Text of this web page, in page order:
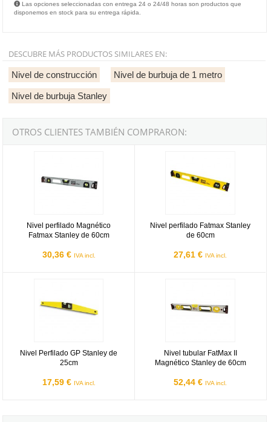
Las opciones seleccionadas con entrega 24 o 24/48 horas son productos que
disponemos en stock para su entrega rápida.
DESCUBRE MÁS PRODUCTOS SIMILARES EN:
Nivel de construcción Nivel de burbuja de 1 metro
Nivel de burbuja Stanley
OTROS CLIENTES TAMBIÉN COMPRARON:
Nivel perfilado Magnético
Fatmax Stanley de 60cm
30,36 € IVA incl.
Nivel perfilado Fatmax Stanley
de 60cm
27,61 € IVA incl.
Nivel Perfilado GP Stanley de
25cm
17,59 € IVA incl.
Nivel tubular FatMax II
Magnético Stanley de 60cm
52,44 € IVA incl.